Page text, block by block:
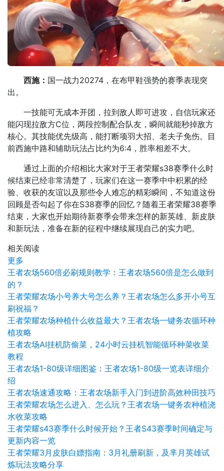
西施： 国一战力20274，在布甲鞋强势的赛季表现突
出。
一技能可无成本开团，拉到敌人即可进攻，自信玩家还
能闪现拉敌方C位，两段控制配合队友，瞬间就能秒掉敌方
核心。其技能优先级高，能打断项羽大招、老夫子免伤。目
前西施中路和辅助玩法占比约为6:4，胜率相差不大。
通过上面的介绍相比大家对于王者荣耀s38赛季什么时
候结束已经非常清楚了，玩家们在这一赛季中中积累的经
验、收获的友谊以及那些令人难忘的精彩瞬间，不知道这份
回顾是否勾起了你在S38赛季的回忆？随着王者荣耀38赛季
结束，大家也开始期待新赛季会带来怎样的新英雄、新皮肤
和新玩法，准备在新的征程中继续展现自己的实力吧。
相关阅读
更多
王者农场560倍必刷规则教学：王者农场560倍是怎么做到
的？
王者荣耀农场小号养大号怎么养？王者农场怎么多开小号互
刷祝福？
王者荣耀农场种植什么收益最大？王者农场一键务农循环种
植攻略
王者农场AI挂机防偷菜，24小时云挂机智能循环种菜收菜
教程
王者农场1-80级详细图鉴：王者农场1-80级一览表详细介
绍
王者农场速通攻略：王者农场新手入门到进阶高效种田技巧
王者荣耀农场怎么进入、怎么玩？王者农场一键务农种植浇
水收菜攻略
王者荣耀s43赛季什么时候开始？王者S43赛季时间确定与
更新内容一览
王者荣耀3月皮肤白嫖指南：3月礼册刷新，及芈月英雄试
炼玩法攻略分享